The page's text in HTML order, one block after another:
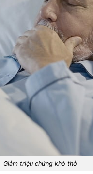
Giảm triệu chứng khó thở